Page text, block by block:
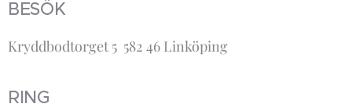
BESÖK
Kryddbodtorget 5 582 46 Linköping
RING